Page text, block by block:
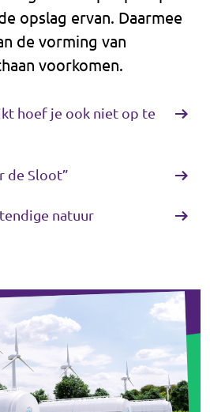
opslag ervan. Daarmee
de vorming van
voorkomen.
hoef je ook niet op te
de Sloot”
natuur